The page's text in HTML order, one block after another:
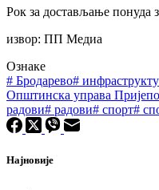
Рок за достављање понуда
извор: ПП Медиа
Ознаке
# Бродарево#
Општинска управа
радови# радови# спорт#
Најновије